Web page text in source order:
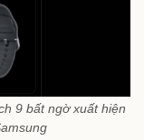
9 bất ngờ xuất hiện